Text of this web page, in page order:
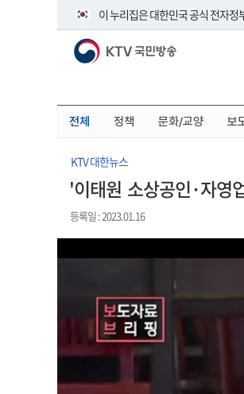
이 누리집은 대한민국 공식 전자정
공식 누리집 주소 확인하기
이밖에 or.kr 또는 .kr등 다른 도메
KTV 국민방송
전체 정책 문화/교양 보
KTV 대한뉴스
'이태원 소상공인·자영
등록일 : 2023.01.16